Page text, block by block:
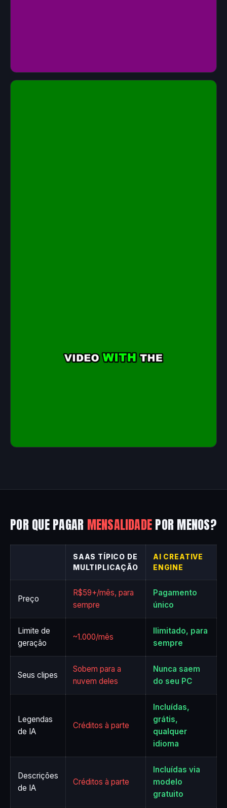
POR QUE PAGAR MENSALIDADEPOR MENOS?
SAAS TÍPICO DE
MULTIPLICAÇÃO
AI CREATIVE
ENGINE
Preço
R$59+/mês, para
sempre
Pagamento
único
Limite de
geração
~1.000/mês
Ilimitado, para
sempre
Seus clipes
Sobem para a
nuvem deles
Nunca saem
do seu PC
Legendas
de IA
Créditos à parte
Incluídas,
grátis,
qualquer
idioma
Descrições
de IA
Créditos à parte
Incluídas via
modelo
gratuito